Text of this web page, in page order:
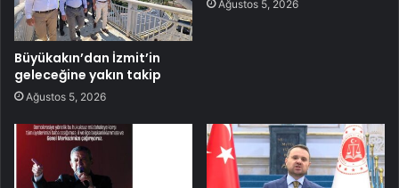
Büyükakın’dan İzmit’in
geleceğine yakın takip
Ağustos 5, 2026
Ağustos 5, 2026